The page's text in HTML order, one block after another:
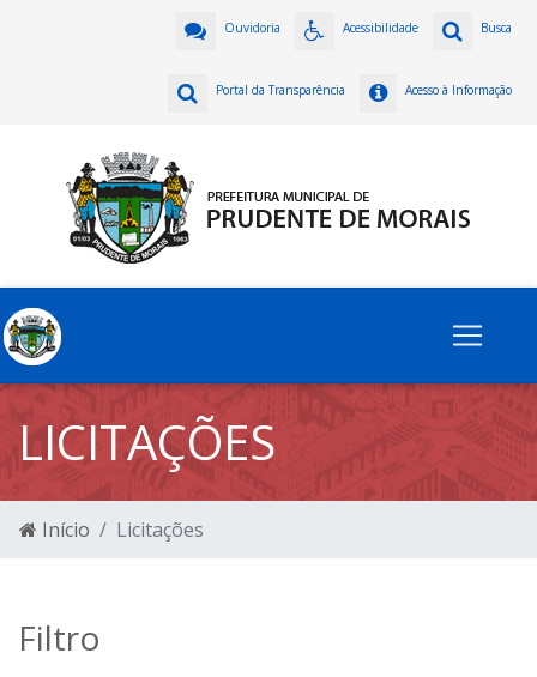
Busca
Acessibilidade
Ouvidoria
Acesso à Informação
Portal da Transparência
LICITAÇÕES
Início Licitações
Filtro